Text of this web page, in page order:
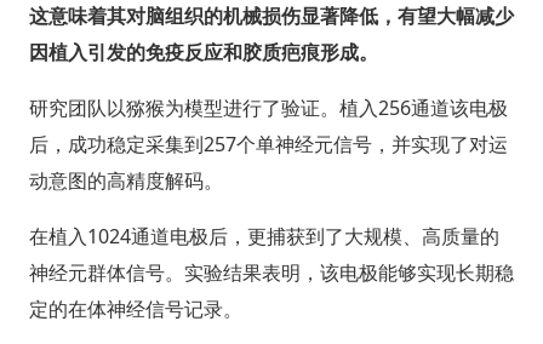
这意味着其对脑组织的机械损伤显著降低，有望大幅减少
因植入引发的免疫反应和胶质疤痕形成。
研究团队以猕猴为模型进行了验证。植入256通道该电极
后，成功稳定采集到257个单神经元信号，并实现了对运
动意图的高精度解码。
在植入1024通道电极后，更捕获到了大规模、高质量的
神经元群体信号。实验结果表明，该电极能够实现长期稳
定的在体神经信号记录。